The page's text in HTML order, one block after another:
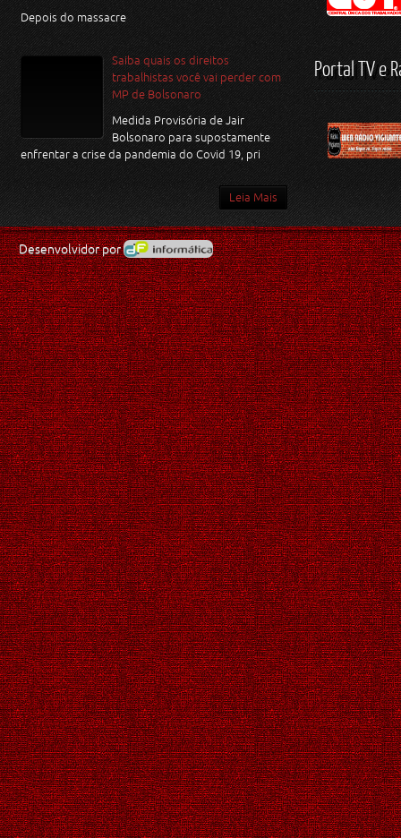
Depois do massacre
Saiba quais os direitos
trabalhistas você vai perder com
MP de Bolsonaro
Medida Provisória de Jair
Bolsonaro para supostamente
enfrentar a crise da pandemia do Covid 19, pri
Leia Mais
Portal TV e
Desenvolvidor por